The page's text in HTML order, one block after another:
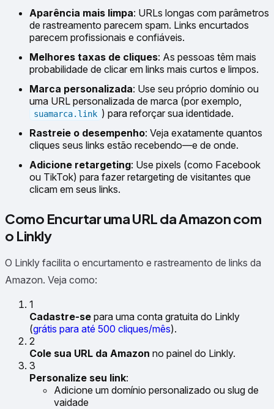
Aparência mais limpa: URLs longas com parâmetros
de rastreamento parecem spam. Links encurtados
parecem profissionais e confiáveis.
Melhores taxas de cliques: As pessoas têm mais
probabilidade de clicar em links mais curtos e limpos.
Marca personalizada: Use seu próprio domínio ou
uma URL personalizada de marca (por exemplo,
suamarca.link ) para reforçar sua identidade.
Rastreie o desempenho: Veja exatamente quantos
cliques seus links estão recebendo—e de onde.
Adicione retargeting: Use pixels (como Facebook
ou TikTok) para fazer retargeting de visitantes que
clicam em seus links.
Como Encurtar uma URL da Amazon com
o Linkly
O Linkly facilita o encurtamento e rastreamento de links da
Amazon. Veja como:
1
Cadastre-se para uma conta gratuita do Linkly
(grátis para até 500 cliques/mês).
2
Cole sua URL da Amazon no painel do Linkly.
3
Personalize seu link:
Adicione um domínio personalizado ou slug de
vaidade